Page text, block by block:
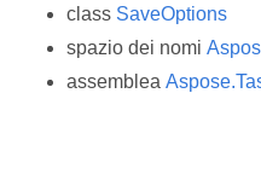
class SaveOptions
spazio dei nomi
assemblea